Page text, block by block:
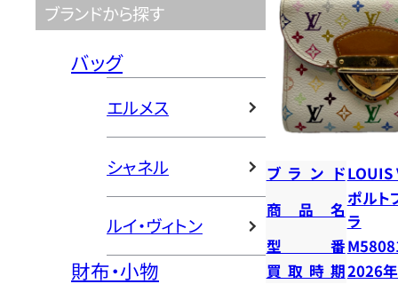
ブランドから探す
バッグ
エルメス
シャネル
ルイ・ヴィトン
財布・小物
ブランドLOUIS
商品名
ポルト
ラ
型番
買取時期2026